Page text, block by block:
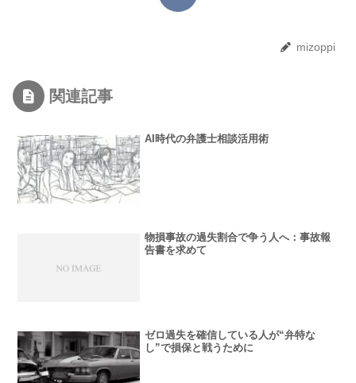
mizoppi
関連記事
AI時代の弁護士相談活用術
物損事故の過失割合で争う人へ：事故報
告書を求めて
ゼロ過失を確信している人が“弁特な
し”で損保と戦うために